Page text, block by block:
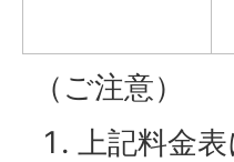
（ご注意）
上記料金